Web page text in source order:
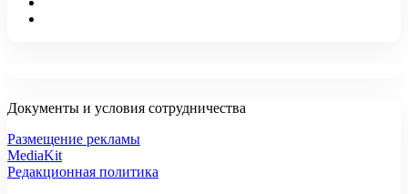
Документы и условия сотрудничества
Размещение рекламы
MediaKit
Редакционная политика